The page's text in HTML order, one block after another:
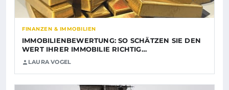
FINANZEN & IMMOBILIEN
IMMOBILIENBEWERTUNG: SO SCHÄTZEN SIE DEN
WERT IHRER IMMOBILIE RICHTIG…
LAURA VOGEL